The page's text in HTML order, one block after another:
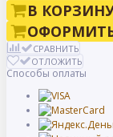
В
СРАВНИТЬ
ОТЛОЖИТЬ
Способы оплаты